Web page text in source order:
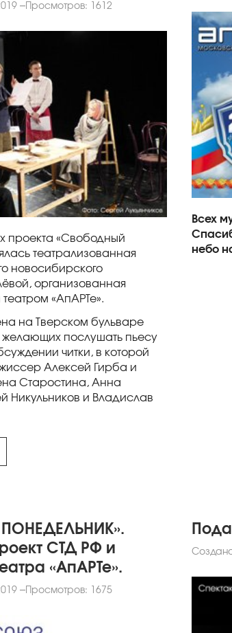
Просмотров: 1612
проекта «Свободный
театрализованная
новосибирского
организованная
«АпАРТе».
на Тверском бульваре
желающих послушать пьесу
читки, в которой
Алексей Гирба и
Старостина, Анна
Никульников и Владислав
Всех
небо
СТД РФ и
«АпАРТе».
Просмотров: 1675